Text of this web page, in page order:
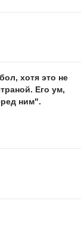
хотя это не
Его ум,
ним".